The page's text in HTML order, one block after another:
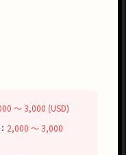
〜 3,000 (USD)
2,000 〜 3,000